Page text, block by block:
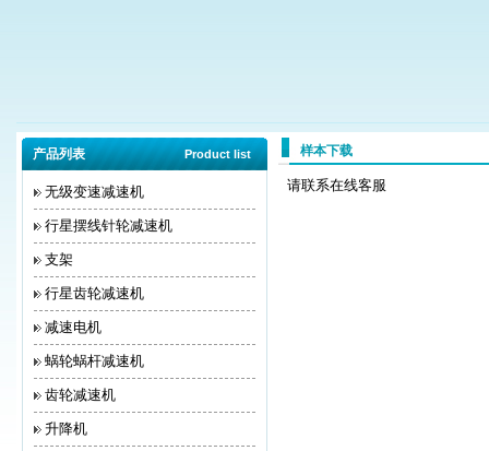
Product list
产品列表
无级变速减速机
行星摆线针轮减速机
支架
行星齿轮减速机
减速电机
蜗轮蜗杆减速机
齿轮减速机
升降机
样本下载
请联系在线客服